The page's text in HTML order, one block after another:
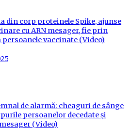
din corp proteinele Spike, ajunse
cu ARN mesager, fie prin
vaccinate (Video)
de alarmă: cheaguri de sânge
persoanelor decedate și
(Video)